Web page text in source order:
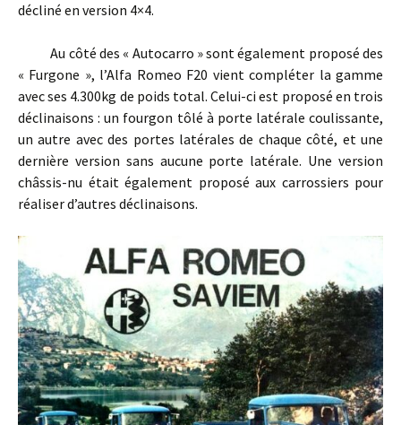
décliné en version 4×4.
Au côté des « Autocarro » sont également proposé des
« Furgone », l’Alfa Romeo F20 vient compléter la gamme
avec ses 4.300kg de poids total. Celui-ci est proposé en trois
déclinaisons : un fourgon tôlé à porte latérale coulissante,
un autre avec des portes latérales de chaque côté, et une
dernière version sans aucune porte latérale. Une version
châssis-nu était également proposé aux carrossiers pour
réaliser d’autres déclinaisons.